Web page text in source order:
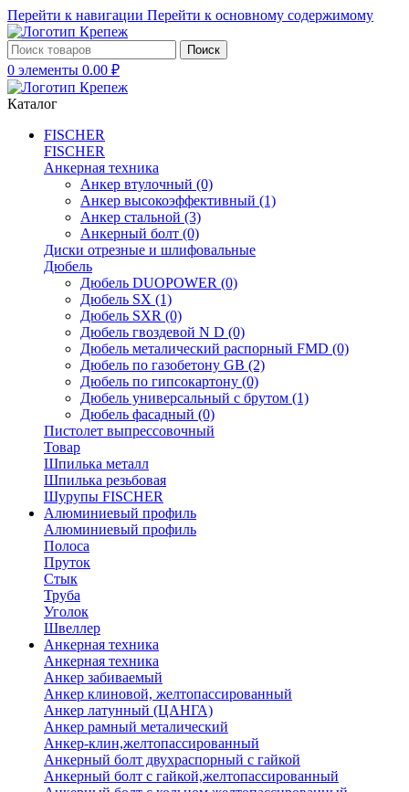
Перейти к навигации Перейти к основному содержимому
Поиск
0 элементы 0.00 ₽
Каталог
FISCHER
FISCHER
Анкерная техника
Анкер втулочный (0)
Анкер высокоэффективный (1)
Анкер стальной (3)
Анкерный болт (0)
Диски отрезные и шлифовальные
Дюбель
Дюбель DUOPOWER (0)
Дюбель SX (1)
Дюбель SXR (0)
Дюбель гвоздевой N D (0)
Дюбель металический распорный FMD (0)
Дюбель по газобетону GB (2)
Дюбель по гипсокартону (0)
Дюбель универсальный с брутом (1)
Дюбель фасадный (0)
Пистолет выпрессовочный
Товар
Шпилька металл
Шпилька резьбовая
Шурупы FISCHER
Алюминиевый профиль
Алюминиевый профиль
Полоса
Пруток
Стык
Труба
Уголок
Швеллер
Анкерная техника
Анкерная техника
Анкер забиваемый
Анкер клиновой, желтопассированный
Анкер латунный (ЦАНГА)
Анкер рамный металический
Анкер-клин,желтопассированный
Анкерный болт двухраспорный с гайкой
Анкерный болт с гайкой,желтопассированный